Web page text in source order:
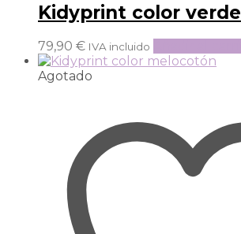
Kidyprint color verde
79,90 € IVA incluido
Agotado